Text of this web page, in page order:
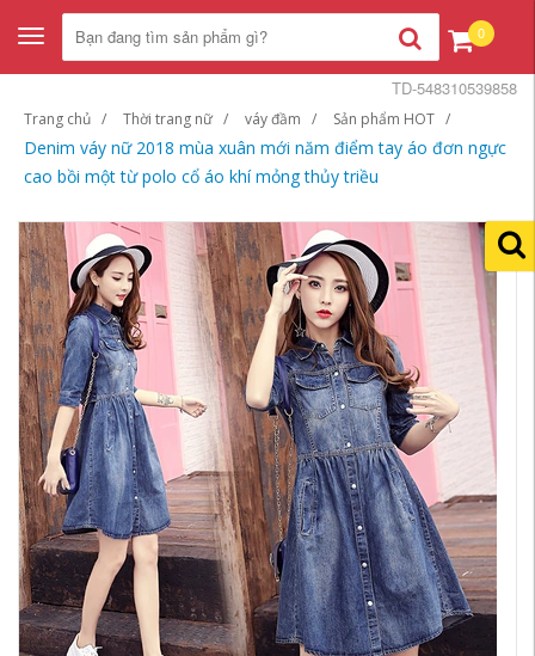
Toggle
navigation
0
Trang chủ Thời trang nữ váy đầm Sản phẩm HOT
Denim váy nữ 2018 mùa xuân mới năm điểm tay áo đơn ngực
cao bồi một từ polo cổ áo khí mỏng thủy triều
TD-548310539858